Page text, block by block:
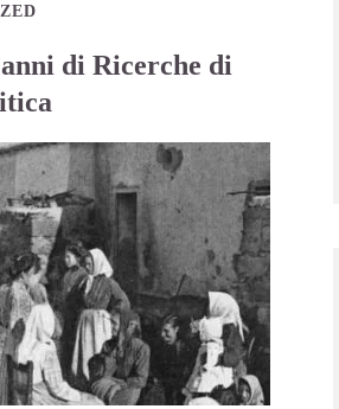
di Ricerche di